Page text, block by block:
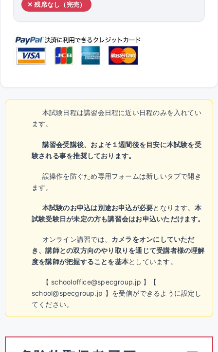
✕ 残席なし（完売）
本試験日程は講習会日程に近い日程のみを入れてい
ます。
講習会受講後、およそ１週間後を目安に本試験を受
験される事を推奨しております。
誤操作を防ぐため専用フォームは新しいタブで開き
ます。
本試験のお申込は別途お申込が必要となります。 本
試験受験日が未定の方も講習会はお申込いただけます。
オンライン講習では、 カメラをオンにしていただ
き、講師との双方向のやり取りを通じて受講者様の理解
度を講師が把握することを基本としています。
【 schooloffice@specgroup.jp 】【
school@specgroup.jp 】を受信ができるように設定し
てください。